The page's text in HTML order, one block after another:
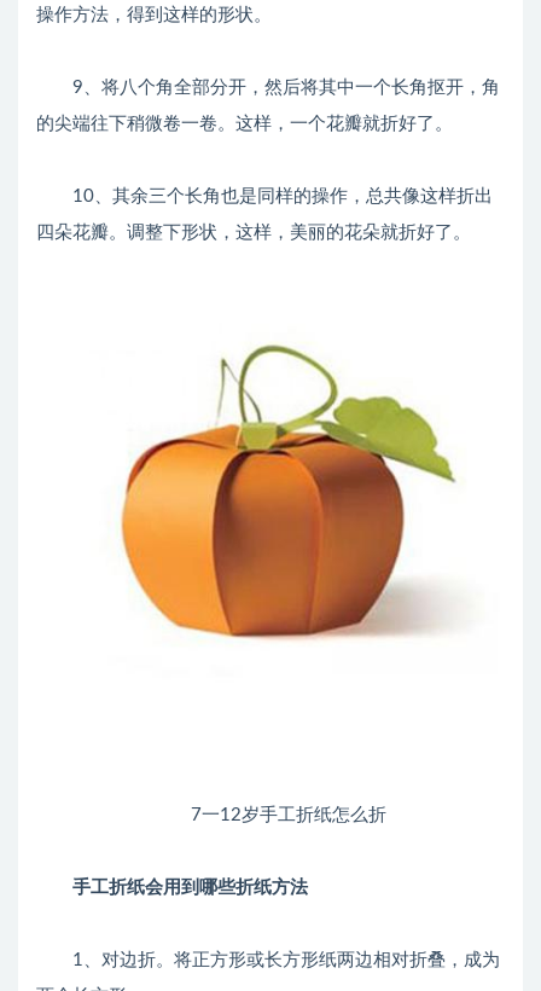
操作方法，得到这样的形状。
9、将八个角全部分开，然后将其中一个长角抠开，角
的尖端往下稍微卷一卷。这样，一个花瓣就折好了。
10、其余三个长角也是同样的操作，总共像这样折出
四朵花瓣。调整下形状，这样，美丽的花朵就折好了。
7一12岁手工折纸怎么折
手工折纸会用到哪些折纸方法
1、对边折。将正方形或长方形纸两边相对折叠，成为